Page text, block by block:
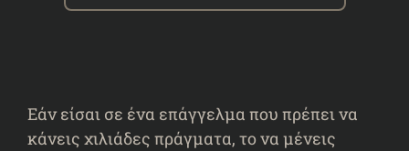
Εάν είσαι σε ένα επάγγελμα που πρέπει να
κάνεις χιλιάδες πράγματα, το να μένεις